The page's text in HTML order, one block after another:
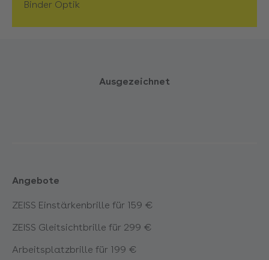
Herrenberg
Kornwestheim
Leonberg
Ausgezeichnet
Angebote
ZEISS Einstärkenbrille für 159 €
ZEISS Gleitsichtbrille für 299 €
Arbeitsplatzbrille für 199 €